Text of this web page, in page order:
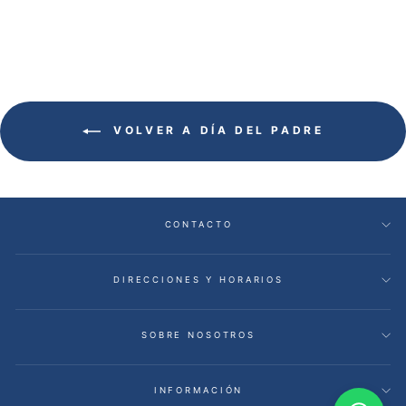
VOLVER A DÍA DEL PADRE
CONTACTO
DIRECCIONES Y HORARIOS
SOBRE NOSOTROS
INFORMACIÓN